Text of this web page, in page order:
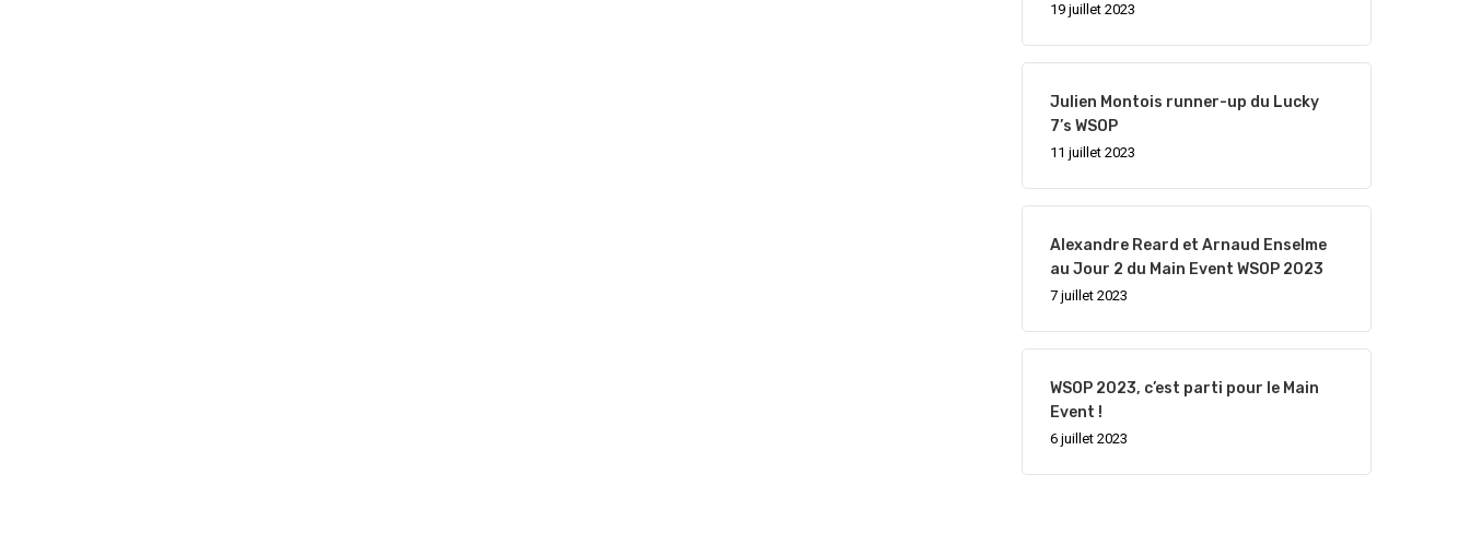
19 juillet 2023
Julien Montois runner-up du Lucky
7’s WSOP
11 juillet 2023
Alexandre Reard et Arnaud Enselme
au Jour 2 du Main Event WSOP 2023
7 juillet 2023
WSOP 2023, c’est parti pour le Main
Event !
6 juillet 2023